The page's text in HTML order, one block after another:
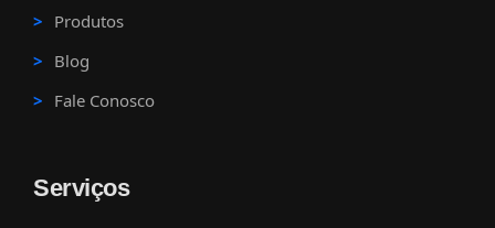
Produtos
Blog
Fale Conosco
Serviços